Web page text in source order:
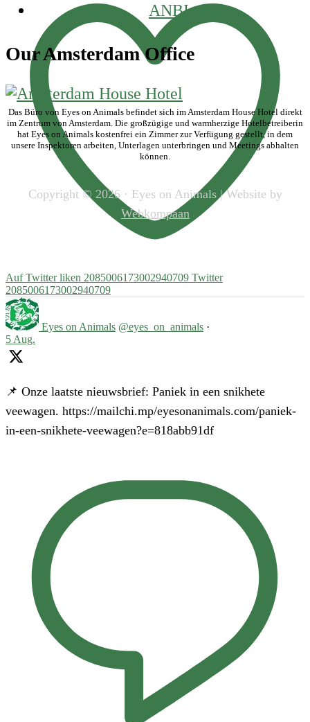
Auf Twitter liken 2085006173002940709 Twitter
2085006173002940709
Eyes on Animals @eyes_on_animals ·
5 Aug.
📌 Onze laatste nieuwsbrief: Paniek in een snikhete
veewagen. https://mailchi.mp/eyesonanimals.com/paniek-
in-een-snikhete-veewagen?e=818abb91df
ANBI
Our Amsterdam Office
Das Büro von Eyes on Animals befindet sich im Amsterdam House Hotel direkt
im Zentrum von Amsterdam. Die großzügige und warmherzige Hotelbetreiberin
hat Eyes on Animals kostenfrei ein Zimmer zur Verfügung gestellt, in dem
unsere Inspektoren arbeiten, Unterlagen unterbringen und Meetings abhalten
können.
Copyright © 2026 · Eyes on Animals | Website by
Webkompaan